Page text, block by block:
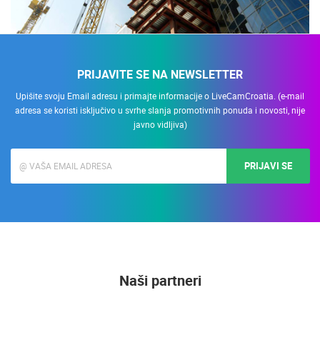
PRIJAVITE SE NA NEWSLETTER
Upišite svoju Email adresu i primajte informacije o LiveCamCroatia. (e-mail
adresa se koristi isključivo u svrhe slanja promotivnih ponuda i novosti, nije
javno vidljiva)
PRIJAVI SE
Naši partneri